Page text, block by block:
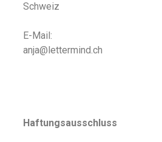
Schweiz
E-Mail:
anja@lettermind.ch
Haftungsausschluss